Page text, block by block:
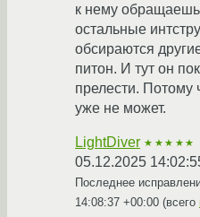
к нему
остальные
обсираются
питон. И тут он
прелести. Потому
уже не может.
LightDiver ★★★★★
05.12.2025
Последнее
14:08:37 +00:00 (всего